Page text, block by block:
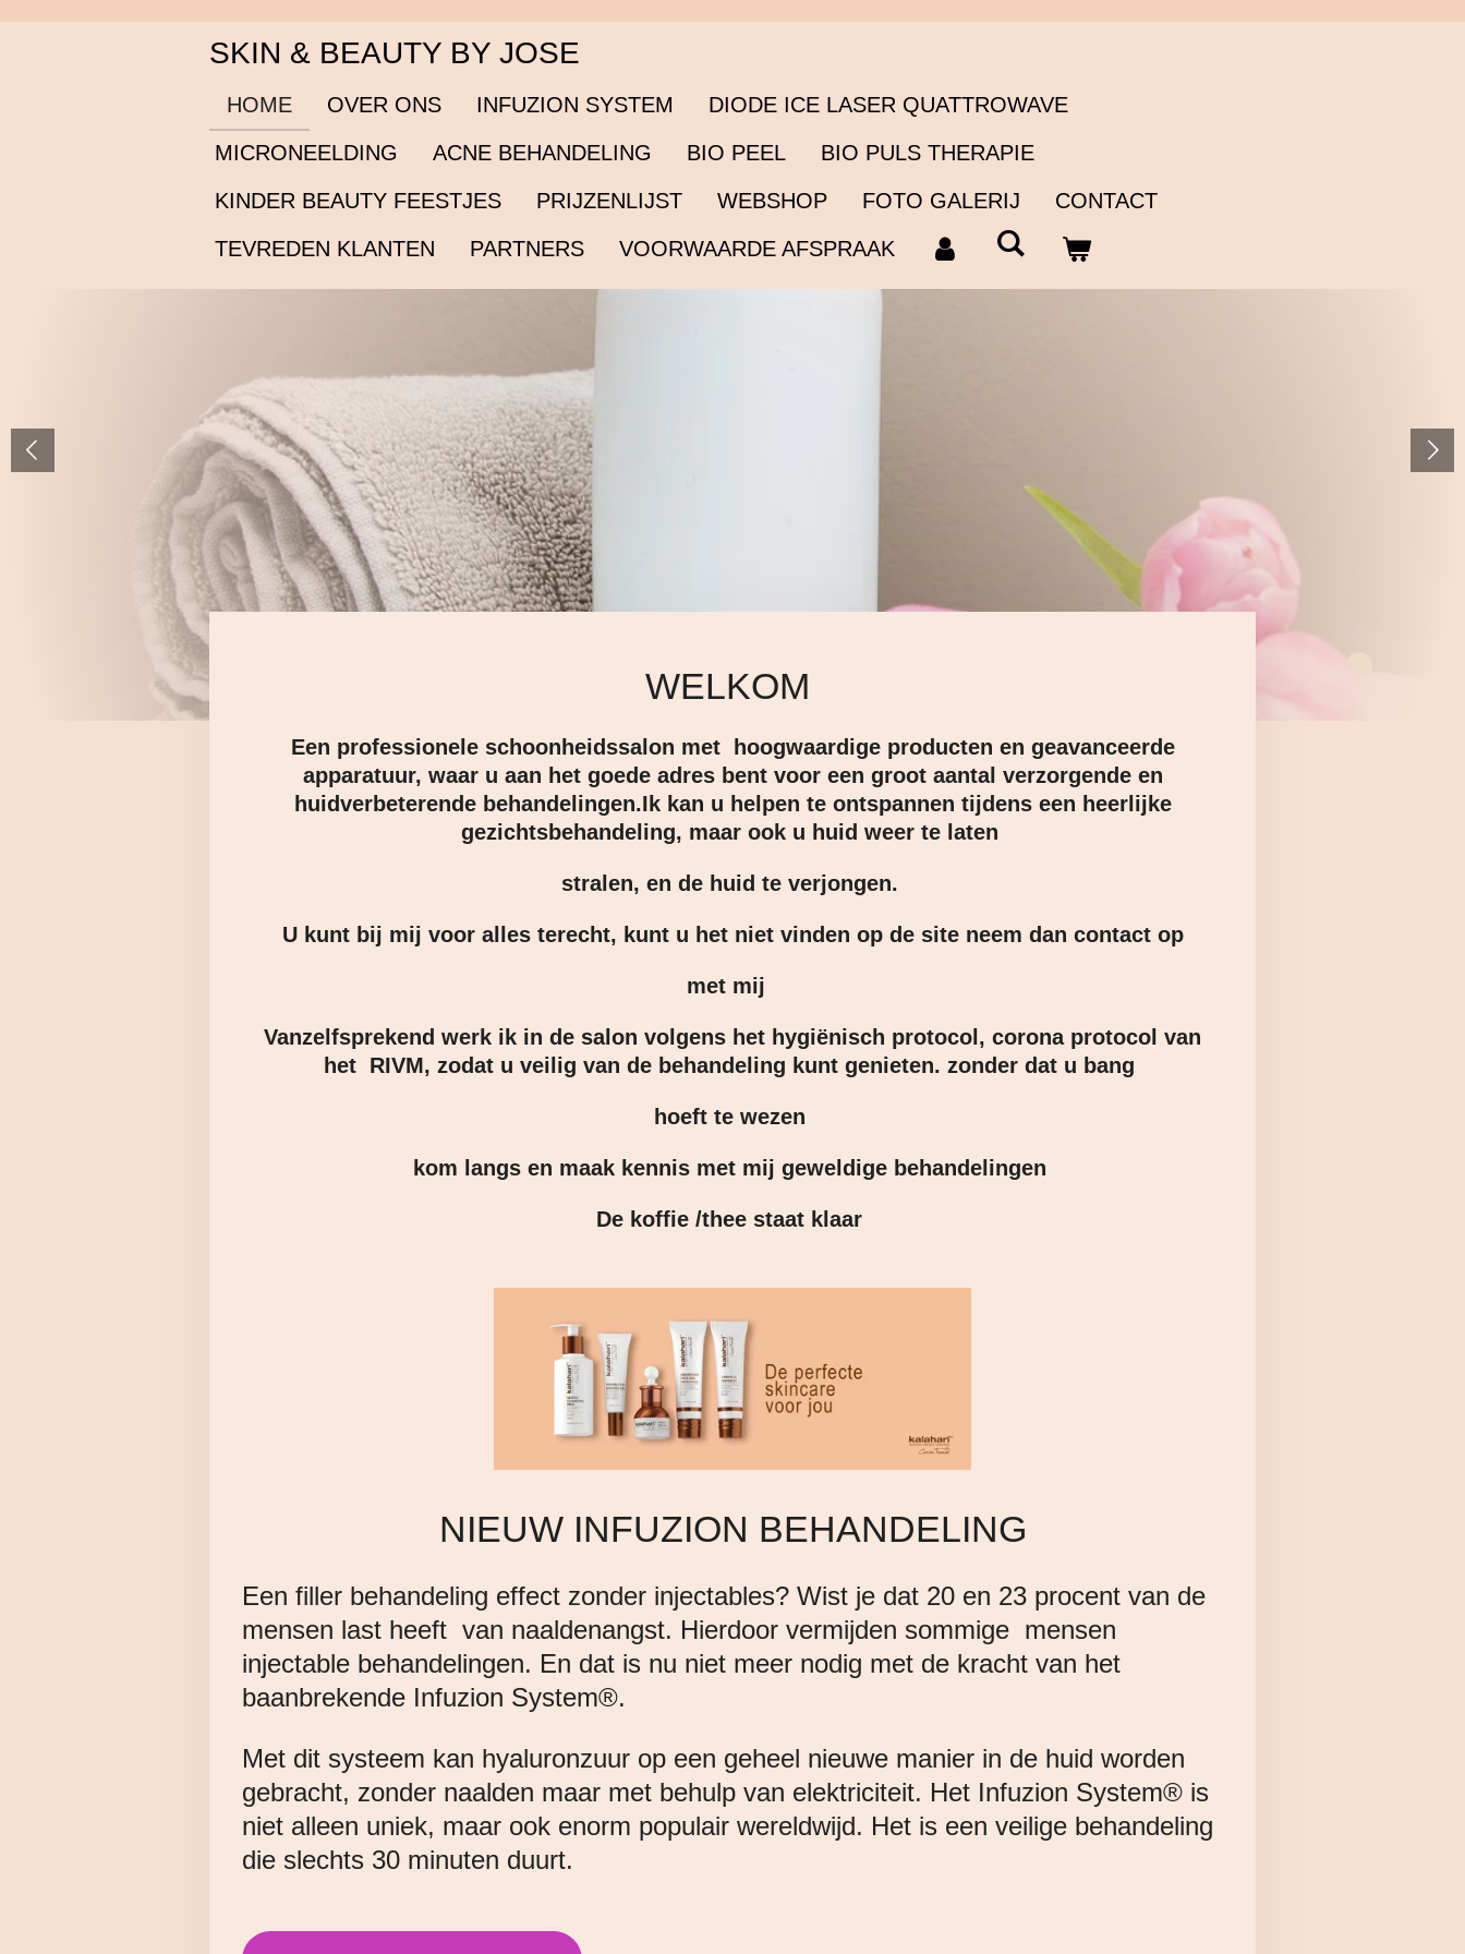
SKIN & BEAUTY BY JOSE
HOME OVER ONS INFUZION SYSTEM
DIODE ICE LASER QUATTROWAVE
MICRONEELDING
ACNE BEHANDELING BIO PEEL
BIO PULS THERAPIE
KINDER BEAUTY FEESTJES
PRIJZENLIJST WEBSHOP FOTO GALERIJ
CONTACT
TEVREDEN KLANTEN
PARTNERS VOORWAARDE AFSPRAAK
WELKOM
Een professionele schoonheidssalon met hoogwaardige producten en geavanceerde
apparatuur, waar u aan het goede adres bent voor een groot aantal verzorgende en
huidverbeterende behandelingen.Ik kan u helpen te ontspannen tijdens een heerlijke
gezichtsbehandeling, maar ook u huid weer te laten
stralen, en de huid te verjongen.
U kunt bij mij voor alles terecht, kunt u het niet vinden op de site neem dan contact op
met mij
Vanzelfsprekend werk ik in de salon volgens het hygiënisch protocol, corona protocol van
het RIVM, zodat u veilig van de behandeling kunt genieten. zonder dat u bang
hoeft te wezen
kom langs en maak kennis met mij geweldige behandelingen
De koffie /thee staat klaar
NIEUW INFUZION BEHANDELING
Een filler behandeling effect zonder injectables? Wist je dat 20 en 23 procent van de
mensen last heeft van naaldenangst. Hierdoor vermijden sommige mensen
injectable behandelingen. En dat is nu niet meer nodig met de kracht van het
baanbrekende Infuzion System®.
Met dit systeem kan hyaluronzuur op een geheel nieuwe manier in de huid worden
gebracht, zonder naalden maar met behulp van elektriciteit. Het Infuzion System® is
niet alleen uniek, maar ook enorm populair wereldwijd. Het is een veilige behandeling
die slechts 30 minuten duurt.